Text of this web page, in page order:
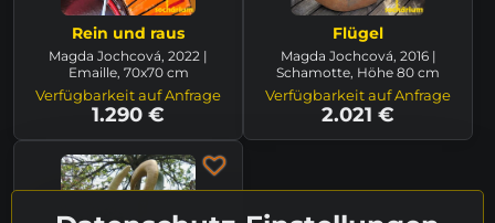
Rein und raus
Magda Jochcová, 2022 |
Emaille, 70x70 cm
Verfügbarkeit auf Anfrage
1.290 €
Flügel
Magda Jochcová, 2016 |
Schamotte, Höhe 80 cm
Verfügbarkeit auf Anfrage
2.021 €